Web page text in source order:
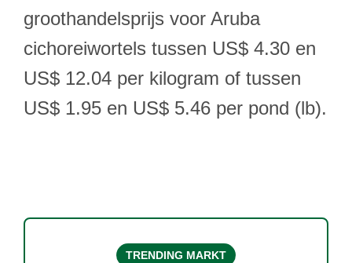
groothandelsprijs voor Aruba
cichoreiwortels tussen US$ 4.30 en
US$ 12.04 per kilogram of tussen
US$ 1.95 en US$ 5.46 per pond (lb).
TRENDING MARKT